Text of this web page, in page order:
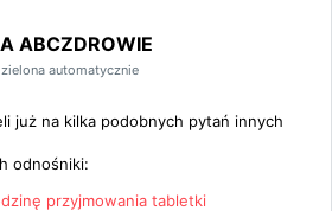
ABCZDROWIE
automatycznie
już na kilka podobnych pytań innych
odnośniki:
przyjmowania tabletki